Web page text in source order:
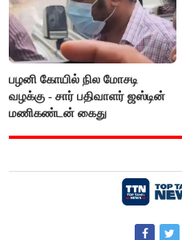
பழனி கோயில் நில மோசடி
வழக்கு - சார் பதிவாளர் ஜஸ்டின்
மணிகண்டன் கைது